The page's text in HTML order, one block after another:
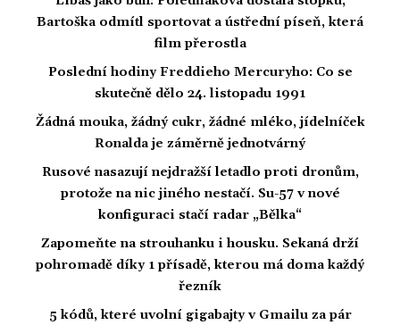
Bartoška odmítl sportovat a ústřední píseň, která
film přerostla
Poslední hodiny Freddieho Mercuryho: Co se
skutečně dělo 24. listopadu 1991
Žádná mouka, žádný cukr, žádné mléko, jídelníček
Ronalda je záměrně jednotvárný
Rusové nasazují nejdražší letadlo proti dronům,
protože na nic jiného nestačí. Su-57 v nové
konfiguraci stačí radar „Bělka“
Zapomeňte na strouhanku i housku. Sekaná drží
pohromadě díky 1 přísadě, kterou má doma každý
řezník
5 kódů, které uvolní gigabajty v Gmailu za pár